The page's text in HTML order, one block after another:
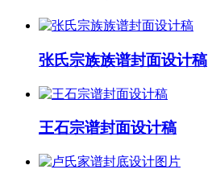
张氏宗族族谱封面设计稿
王石宗谱封面设计稿